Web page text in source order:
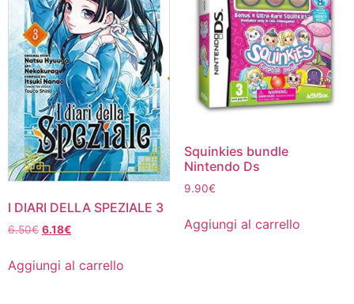
I DIARI DELLA SPEZIALE 3
6.50€ Il
originale
era:
6.18€Il
attuale
Aggiungi al carrello
Squinkies bundle
Nintendo Ds
9.90€
Aggiungi al carrello